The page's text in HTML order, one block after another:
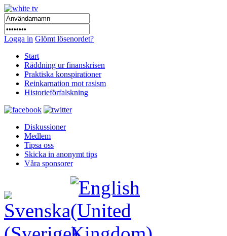
Logga in Glömt lösenordet?
Start
Räddning ur finanskrisen
Praktiska konspirationer
Reinkarnation mot rasism
Historieförfalskning
Diskussioner
Medlem
Tipsa oss
Skicka in anonymt tips
Våra sponsorer